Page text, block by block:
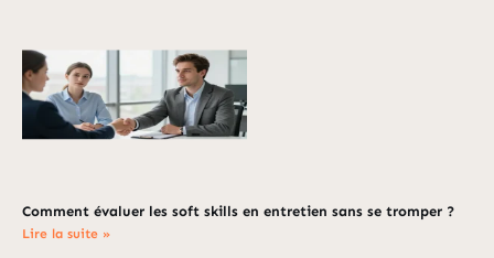
Comment évaluer les soft skills en entretien sans se tromper ?
Lire la suite »